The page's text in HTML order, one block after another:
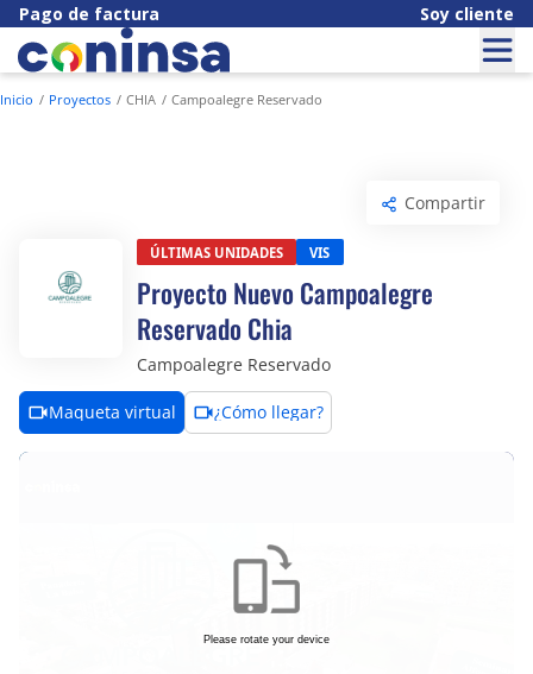
Pago de factura Soy cliente
Inicio Proyectos CHIA Campoalegre Reservado
Compartir
Últimas unidades VIS
Proyecto Nuevo Campoalegre
Reservado Chia
Campoalegre Reservado
Maqueta virtual ¿Cómo llegar?